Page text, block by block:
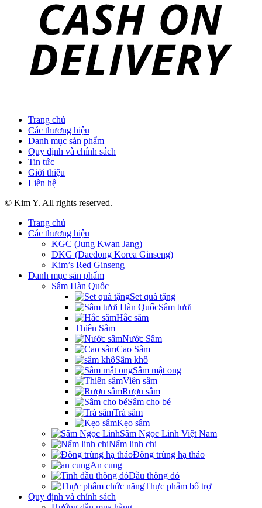
Trang chủ
Các thương hiệu
Danh mục sản phẩm
Quy định và chính sách
Tin tức
Giới thiệu
Liên hệ
© Kim Y. All rights reserved.
Trang chủ
Các thương hiệu
KGC (Jung Kwan Jang)
DKG (Daedong Korea Ginseng)
Kim’s Red Ginseng
Danh mục sản phẩm
Sâm Hàn Quốc
Set quà tặng
Sâm tươi
Hắc sâm
Thiên Sâm
Nước Sâm
Cao Sâm
Sâm khô
Sâm mật ong
Viên sâm
Rượu sâm
Sâm cho bé
Trà sâm
Kẹo sâm
Sâm Ngọc Linh Việt Nam
Nấm linh chi
Đông trùng hạ thảo
An cung
Dầu thông đỏ
Thực phẩm bổ trợ
Quy định và chính sách